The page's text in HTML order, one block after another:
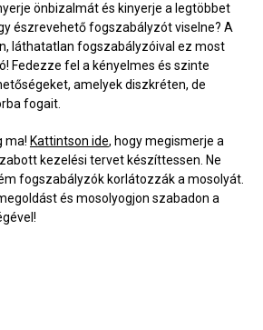
önbizalmát és kinyerje a legtöbbet
észrevehető fogszabályzót viselne? A
láthatatlan fogszabályzóival ez most
Fedezze fel a kényelmes és szinte
amelyek diszkréten, de
fogait.
ma! Kattintson ide, hogy megismerje a
kezelési tervet készíttessen. Ne
fogszabályzók korlátozzák a mosolyát.
és mosolyogjon szabadon a